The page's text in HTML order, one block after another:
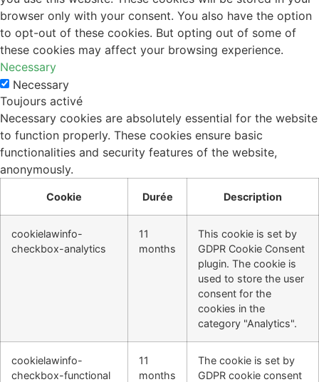
browser only with your consent. You also have the option
to opt-out of these cookies. But opting out of some of
these cookies may affect your browsing experience.
Necessary
Necessary
Toujours activé
Necessary cookies are absolutely essential for the website
to function properly. These cookies ensure basic
functionalities and security features of the website,
anonymously.
Cookie Durée Description
cookielawinfo-
checkbox-analytics
11
months
This cookie is set by
GDPR Cookie Consent
plugin. The cookie is
used to store the user
consent for the
cookies in the
category "Analytics".
cookielawinfo-
checkbox-functional
11
months
The cookie is set by
GDPR cookie consent